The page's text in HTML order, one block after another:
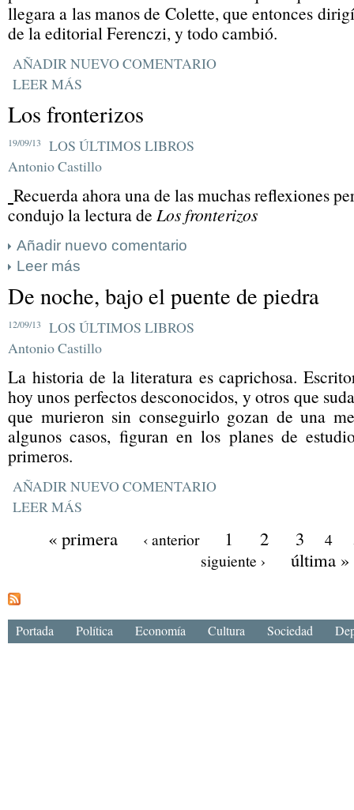
llegara a las manos de Colette, que entonces
de la editorial Ferenczi, y todo cambió.
AÑADIR NUEVO COMENTARIO
LEER MÁS
Los fronterizos
19/09/13
LOS ÚLTIMOS LIBROS
Antonio Castillo
Recuerda ahora una de las muchas reflexiones
condujo la lectura de Los fronterizos
Añadir nuevo comentario
Leer más
De noche, bajo el puente de piedra
12/09/13
LOS ÚLTIMOS LIBROS
Antonio Castillo
La historia de la literatura es caprichosa.
hoy unos perfectos desconocidos, y otros que
que murieron sin conseguirlo gozan de una
algunos casos, figuran en los planes de
primeros.
AÑADIR NUEVO COMENTARIO
LEER MÁS
« primera ‹ anterior 1 2 3 4
siguiente › última »
Portada Política Economía Cultura Sociedad